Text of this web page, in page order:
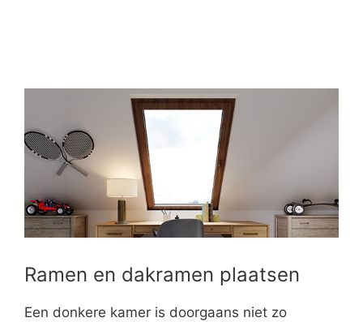
Ramen en dakramen plaatsen
Een donkere kamer is doorgaans niet zo